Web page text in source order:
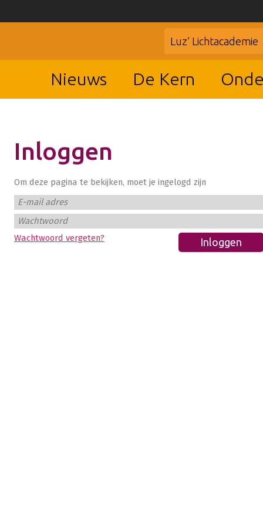
Luz’ Lichtacademie
Nieuws De Kern
Inloggen
Om deze pagina te bekijken, moet je ingelogd zijn
E-mail adres
Wachtwoord
Wachtwoord vergeten?